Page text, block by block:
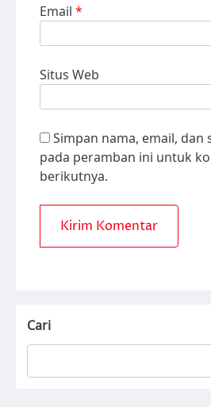
Email *
Situs Web
Simpan nama, email, dan
pada peramban ini untuk
berikutnya.
Cari